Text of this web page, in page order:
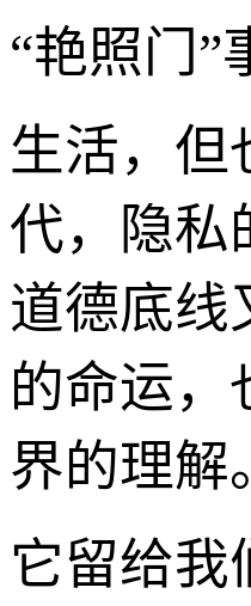
“艳照门”
生活，但
代，隐私
道德底线
的命运，
界的理解
它留给我